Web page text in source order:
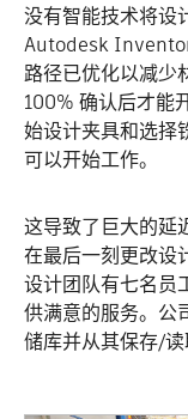
没有智能技术将设
Autodesk
路径已优化以减少
100% 确认后才能
始设计夹具和选择
可以开始工作。
这导致了巨大的延
在最后一刻更改设
设计团队有七名员
供满意的服务。公
储库并从其保存/读